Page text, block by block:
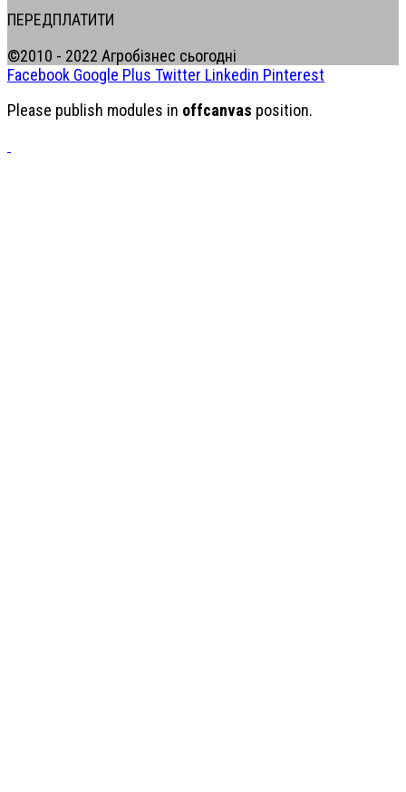
ПЕРЕДПЛАТИТИ
©2010 - 2022 Агробізнес сьогодні
Facebook Google Plus Twitter Linkedin Pinterest
Please publish modules in offcanvas position.